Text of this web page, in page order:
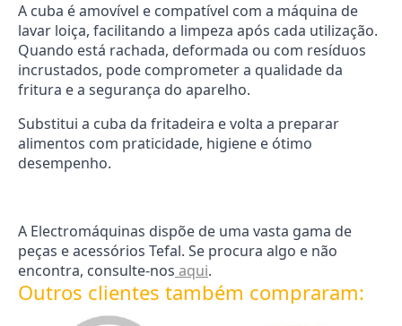
A cuba é amovível e compatível com a máquina de
lavar loiça, facilitando a limpeza após cada utilização.
Quando está rachada, deformada ou com resíduos
incrustados, pode comprometer a qualidade da
fritura e a segurança do aparelho.
Substitui a cuba da fritadeira e volta a preparar
alimentos com praticidade, higiene e ótimo
desempenho.
A Electromáquinas dispõe de uma vasta gama de
peças e acessórios Tefal. Se procura algo e não
encontra, consulte-nos aqui.
Outros clientes também compraram: